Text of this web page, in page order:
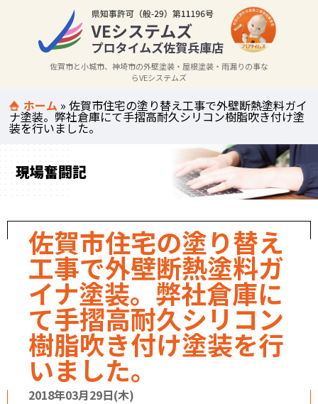
佐賀市と小城市、神埼市の外壁塗装・屋根塗装・雨漏りの事な
らVEシステムズ
ホーム »佐賀市住宅の塗り替え工事で外壁断熱塗料ガイ
ナ塗装。弊社倉庫にて手摺高耐久シリコン樹脂吹き付け塗
装を行いました。
現場奮闘記
佐賀市住宅の塗り替え
工事で外壁断熱塗料ガ
イナ塗装。弊社倉庫に
て手摺高耐久シリコン
樹脂吹き付け塗装を行
いました。
2018年03月29日(木)